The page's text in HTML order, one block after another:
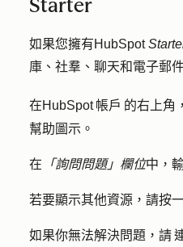
Starter
如果您擁有HubSpot
庫、社羣、聊天和電子郵
在HubSpot 帳戶 的右上角
幫助圖示 。
在 「詢問問題」欄位中，
若要顯示其他資源，請按
如果你無法解決問題，請